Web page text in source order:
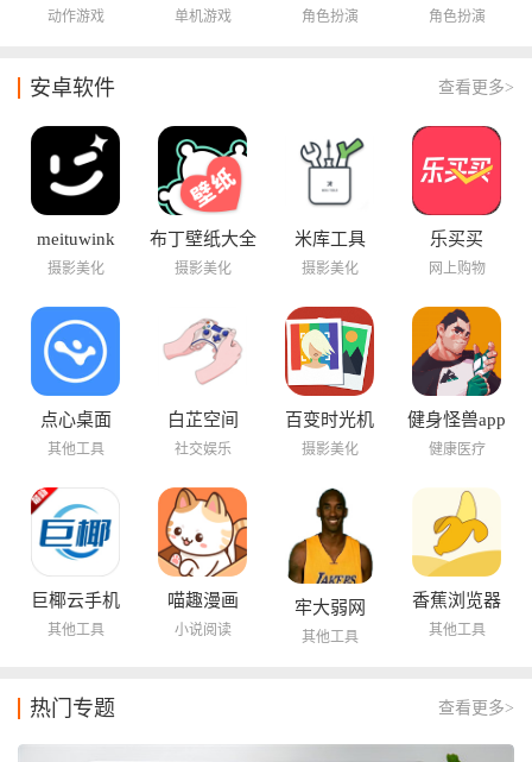
动作游戏
你
单机游戏 角色扮演 角色扮演
安卓软件 查看更多>
meituwink
摄影美化
布丁壁纸大全
摄影美化
米库工具
摄影美化
乐买买
网上购物
点心桌面
其他工具
白芷空间
社交娱乐
百变时光机
摄影美化
健身怪兽app
健康医疗
巨椰云手机
其他工具
喵趣漫画
小说阅读
牢大弱网
其他工具
香蕉浏览器
其他工具
热门专题 查看更多>